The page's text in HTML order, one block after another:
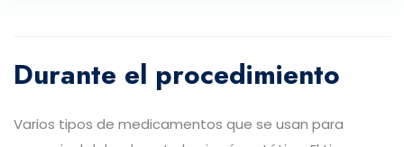
Durante el procedimiento
Varios tipos de medicamentos que se usan para